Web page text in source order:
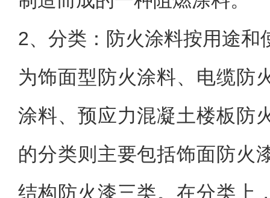
2、 分类：防火涂料按用途和
为饰面型防火涂料、电缆防
涂料、预应力混凝土楼板防
的分类则主要包括饰面防火
结构防火漆三类。在分类上